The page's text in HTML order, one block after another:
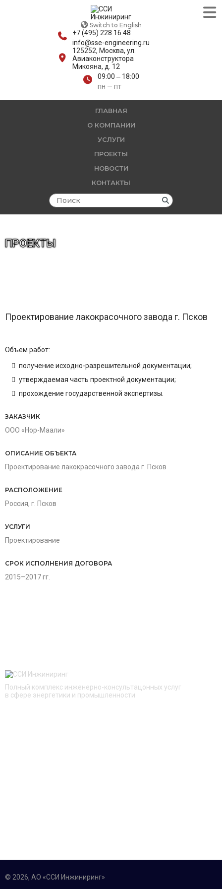
Switch to English
+7 (495) 228 16 48
info@sse-engineering.ru
125252, Москва, ул.
Авиаконструктора
Микояна, д. 12
09:00 ‒ 18:00
пн — пт
ГЛАВНАЯ
О КОМПАНИИ
УСЛУГИ
ПРОЕКТЫ
НОВОСТИ
КОНТАКТЫ
ПРОЕКТЫ
Проектирование лакокрасочного завода г. Псков
Объем работ:
получение исходно-разрешительной документации;
утверждаемая часть проектной документации;
прохождение государственной экспертизы.
ЗАКАЗЧИК
ООО «Нор-Маали»
ОПИСАНИЕ ОБЪЕКТА
Проектирование лакокрасочного завода г. Псков
РАСПОЛОЖЕНИЕ
Россия, г. Псков
УСЛУГИ
Проектирование
СРОК ИСПОЛНЕНИЯ ДОГОВОРА
2015–2017 гг.
Полный комплекс инженерно-консультацонных услуг
в сфере энергетики и промышленности
© 2026, АО «ССИ Инжиниринг»